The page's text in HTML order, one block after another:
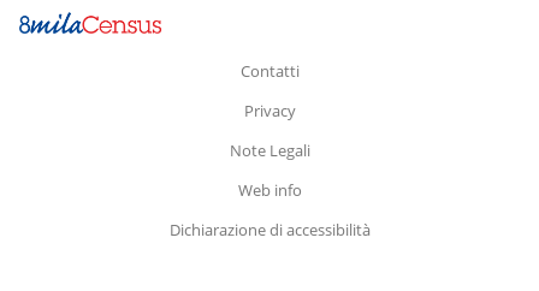
Contatti
Privacy
Note Legali
Web info
Dichiarazione di accessibilità